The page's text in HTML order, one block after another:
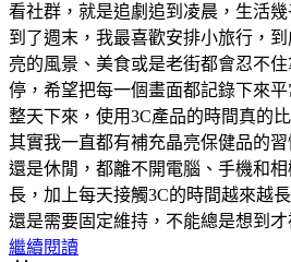
看社群，就是追劇追到凌晨，生活
到了週末，我最喜歡安排小旅行，
亮的風景、美食或是老街都會忍不
停，希望把每一個畫面都記錄下來
整天下來，使用3C產品的時間真的
其實我一直都有補充晶亮保健品的
還是休閒，都離不開電腦、手機和
長，加上每天接觸3C的時間越來越
還是需要固定維持，不能總是想到
繼續閱讀